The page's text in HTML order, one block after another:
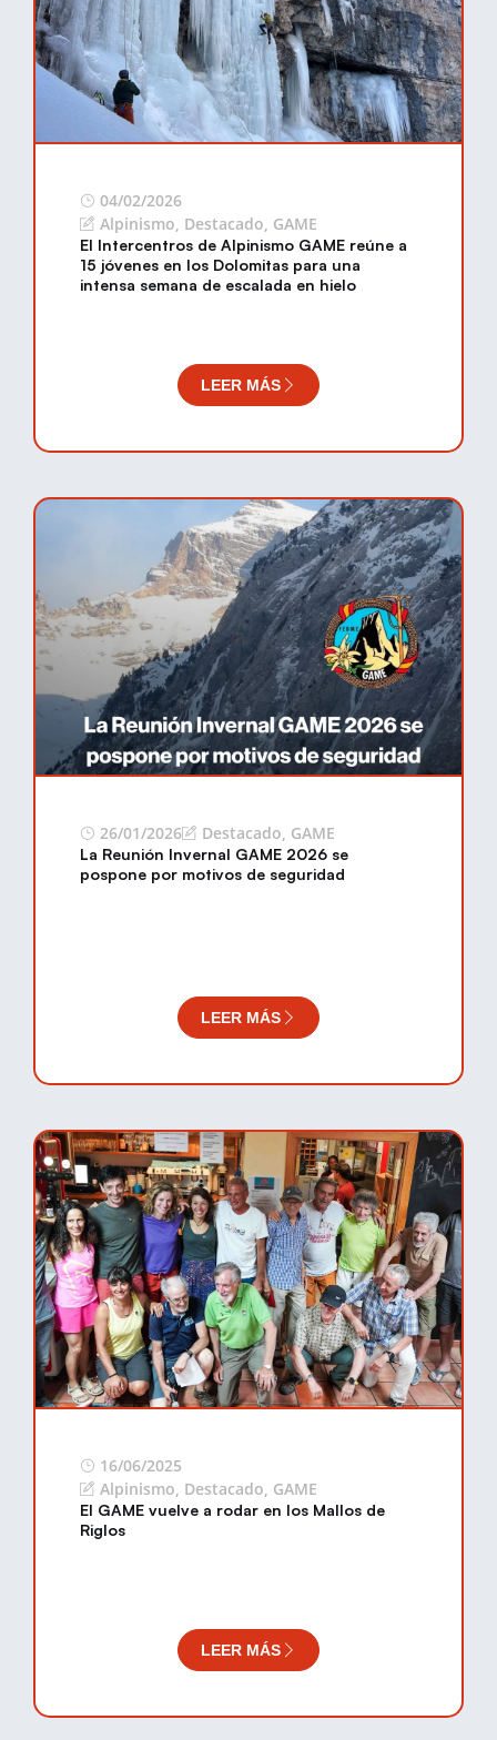
04/02/2026
Alpinismo, Destacado, GAME
El Intercentros de Alpinismo GAME reúne a
15 jóvenes en los Dolomitas para una
intensa semana de escalada en hielo
LEER MÁS
26/01/2026 Destacado, GAME
La Reunión Invernal GAME 2026 se
pospone por motivos de seguridad
LEER MÁS
16/06/2025
Alpinismo, Destacado, GAME
El GAME vuelve a rodar en los Mallos de
Riglos
LEER MÁS